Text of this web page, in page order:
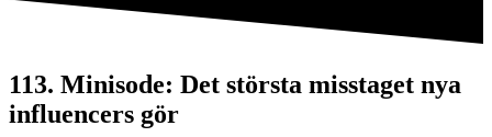
113. Minisode: Det största misstaget nya
influencers gör